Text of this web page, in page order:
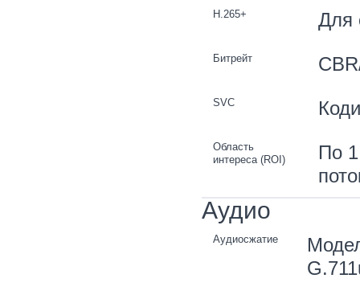
H.265+ Для
Битрейт
SVC
Область
интереса (ROI)
По
Аудио
Аудиосжатие